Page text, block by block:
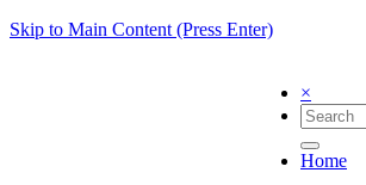
Skip to Main Content (Press Enter)
×
Home